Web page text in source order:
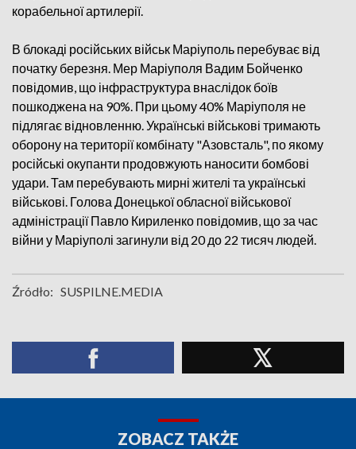
корабельної артилерії.
В блокаді російських військ Маріуполь перебуває від
початку березня. Мер Маріуполя Вадим Бойченко
повідомив, що інфраструктура внаслідок боїв
пошкоджена на 90%. При цьому 40% Маріуполя не
підлягає відновленню. Українські військові тримають
оборону на території комбінату "Азовсталь", по якому
російські окупанти продовжують наносити бомбові
удари. Там перебувають мирні жителі та українські
військові. Голова Донецької обласної військової
адміністрації Павло Кириленко повідомив, що за час
війни у Маріуполі загинули від 20 до 22 тисяч людей.
Źródło: SUSPILNE.MEDIA
ZOBACZ TAKŻE